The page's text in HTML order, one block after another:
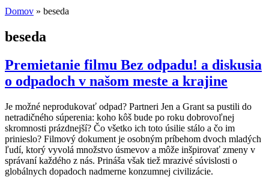
Domov » beseda
beseda
Premietanie filmu Bez odpadu! a diskusia
o odpadoch v našom meste a krajine
Je možné neprodukovať odpad? Partneri Jen a Grant sa pustili do
netradičného súperenia: koho kôš bude po roku dobrovoľnej
skromnosti prázdnejší? Čo všetko ich toto úsilie stálo a čo im
prinieslo? Filmový dokument je osobným príbehom dvoch mladých
ľudí, ktorý vyvolá množstvo úsmevov a môže inšpirovať zmeny v
správaní každého z nás. Prináša však tiež mrazivé súvislosti o
globálnych dopadoch nadmerne konzumnej civilizácie.